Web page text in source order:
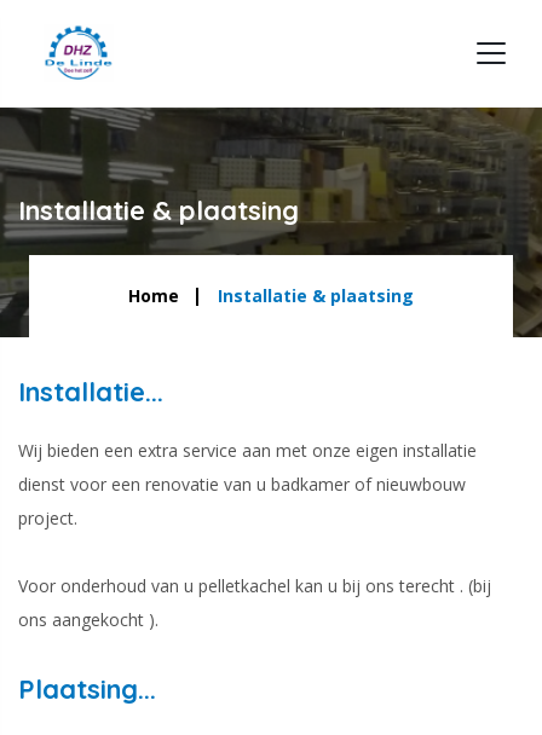
Installatie & plaatsing
Home Installatie & plaatsing
Installatie...
Wij bieden een extra service aan met onze eigen installatie
dienst voor een renovatie van u badkamer of nieuwbouw
project.
Voor onderhoud van u pelletkachel kan u bij ons terecht . (bij
ons aangekocht ).
Plaatsing...